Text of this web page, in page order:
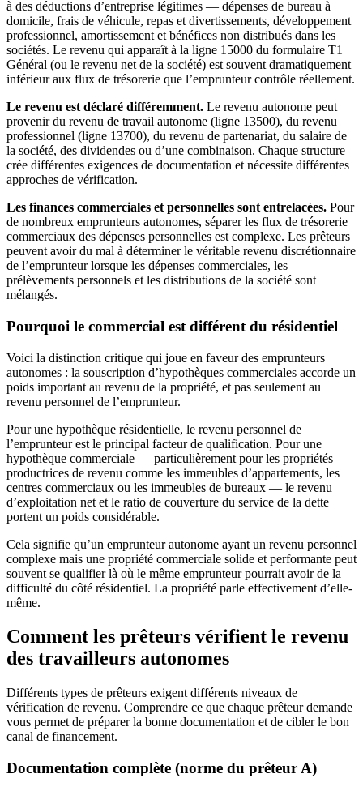
à des déductions d’entreprise légitimes — dépenses de bureau à
domicile, frais de véhicule, repas et divertissements, développement
professionnel, amortissement et bénéfices non distribués dans les
sociétés. Le revenu qui apparaît à la ligne 15000 du formulaire T1
Général (ou le revenu net de la société) est souvent dramatiquement
inférieur aux flux de trésorerie que l’emprunteur contrôle réellement.
Le revenu est déclaré différemment. Le revenu autonome peut
provenir du revenu de travail autonome (ligne 13500), du revenu
professionnel (ligne 13700), du revenu de partenariat, du salaire de
la société, des dividendes ou d’une combinaison. Chaque structure
crée différentes exigences de documentation et nécessite différentes
approches de vérification.
Les finances commerciales et personnelles sont entrelacées. Pour
de nombreux emprunteurs autonomes, séparer les flux de trésorerie
commerciaux des dépenses personnelles est complexe. Les prêteurs
peuvent avoir du mal à déterminer le véritable revenu discrétionnaire
de l’emprunteur lorsque les dépenses commerciales, les
prélèvements personnels et les distributions de la société sont
mélangés.
Pourquoi le commercial est différent du résidentiel
Voici la distinction critique qui joue en faveur des emprunteurs
autonomes : la souscription d’hypothèques commerciales accorde un
poids important au revenu de la propriété, et pas seulement au
revenu personnel de l’emprunteur.
Pour une hypothèque résidentielle, le revenu personnel de
l’emprunteur est le principal facteur de qualification. Pour une
hypothèque commerciale — particulièrement pour les propriétés
productrices de revenu comme les immeubles d’appartements, les
centres commerciaux ou les immeubles de bureaux — le revenu
d’exploitation net et le ratio de couverture du service de la dette
portent un poids considérable.
Cela signifie qu’un emprunteur autonome ayant un revenu personnel
complexe mais une propriété commerciale solide et performante peut
souvent se qualifier là où le même emprunteur pourrait avoir de la
difficulté du côté résidentiel. La propriété parle effectivement d’elle-
même.
Comment les prêteurs vérifient le revenu
des travailleurs autonomes
Différents types de prêteurs exigent différents niveaux de
vérification de revenu. Comprendre ce que chaque prêteur demande
vous permet de préparer la bonne documentation et de cibler le bon
canal de financement.
Documentation complète (norme du prêteur A)